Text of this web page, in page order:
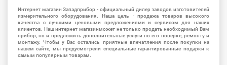
Интернет магазин Западприбор - официальный дилер заводов изготовителей
измерительного оборудования. Наша цель - продажа товаров высокого
качества с лучшими ценовыми предложениями и сервисом для наших
клиентов. Наш интернет магазинможет не только продать необходимый Вам
прибор, но и предложить дополнительные услуги по его поверке, ремонту и
монтажу. Чтобы у Вас остались приятные впечатления после покупки на
нашем сайте, мы предусмотрели специальные гарантированные подарки к
самым популярным товарам.